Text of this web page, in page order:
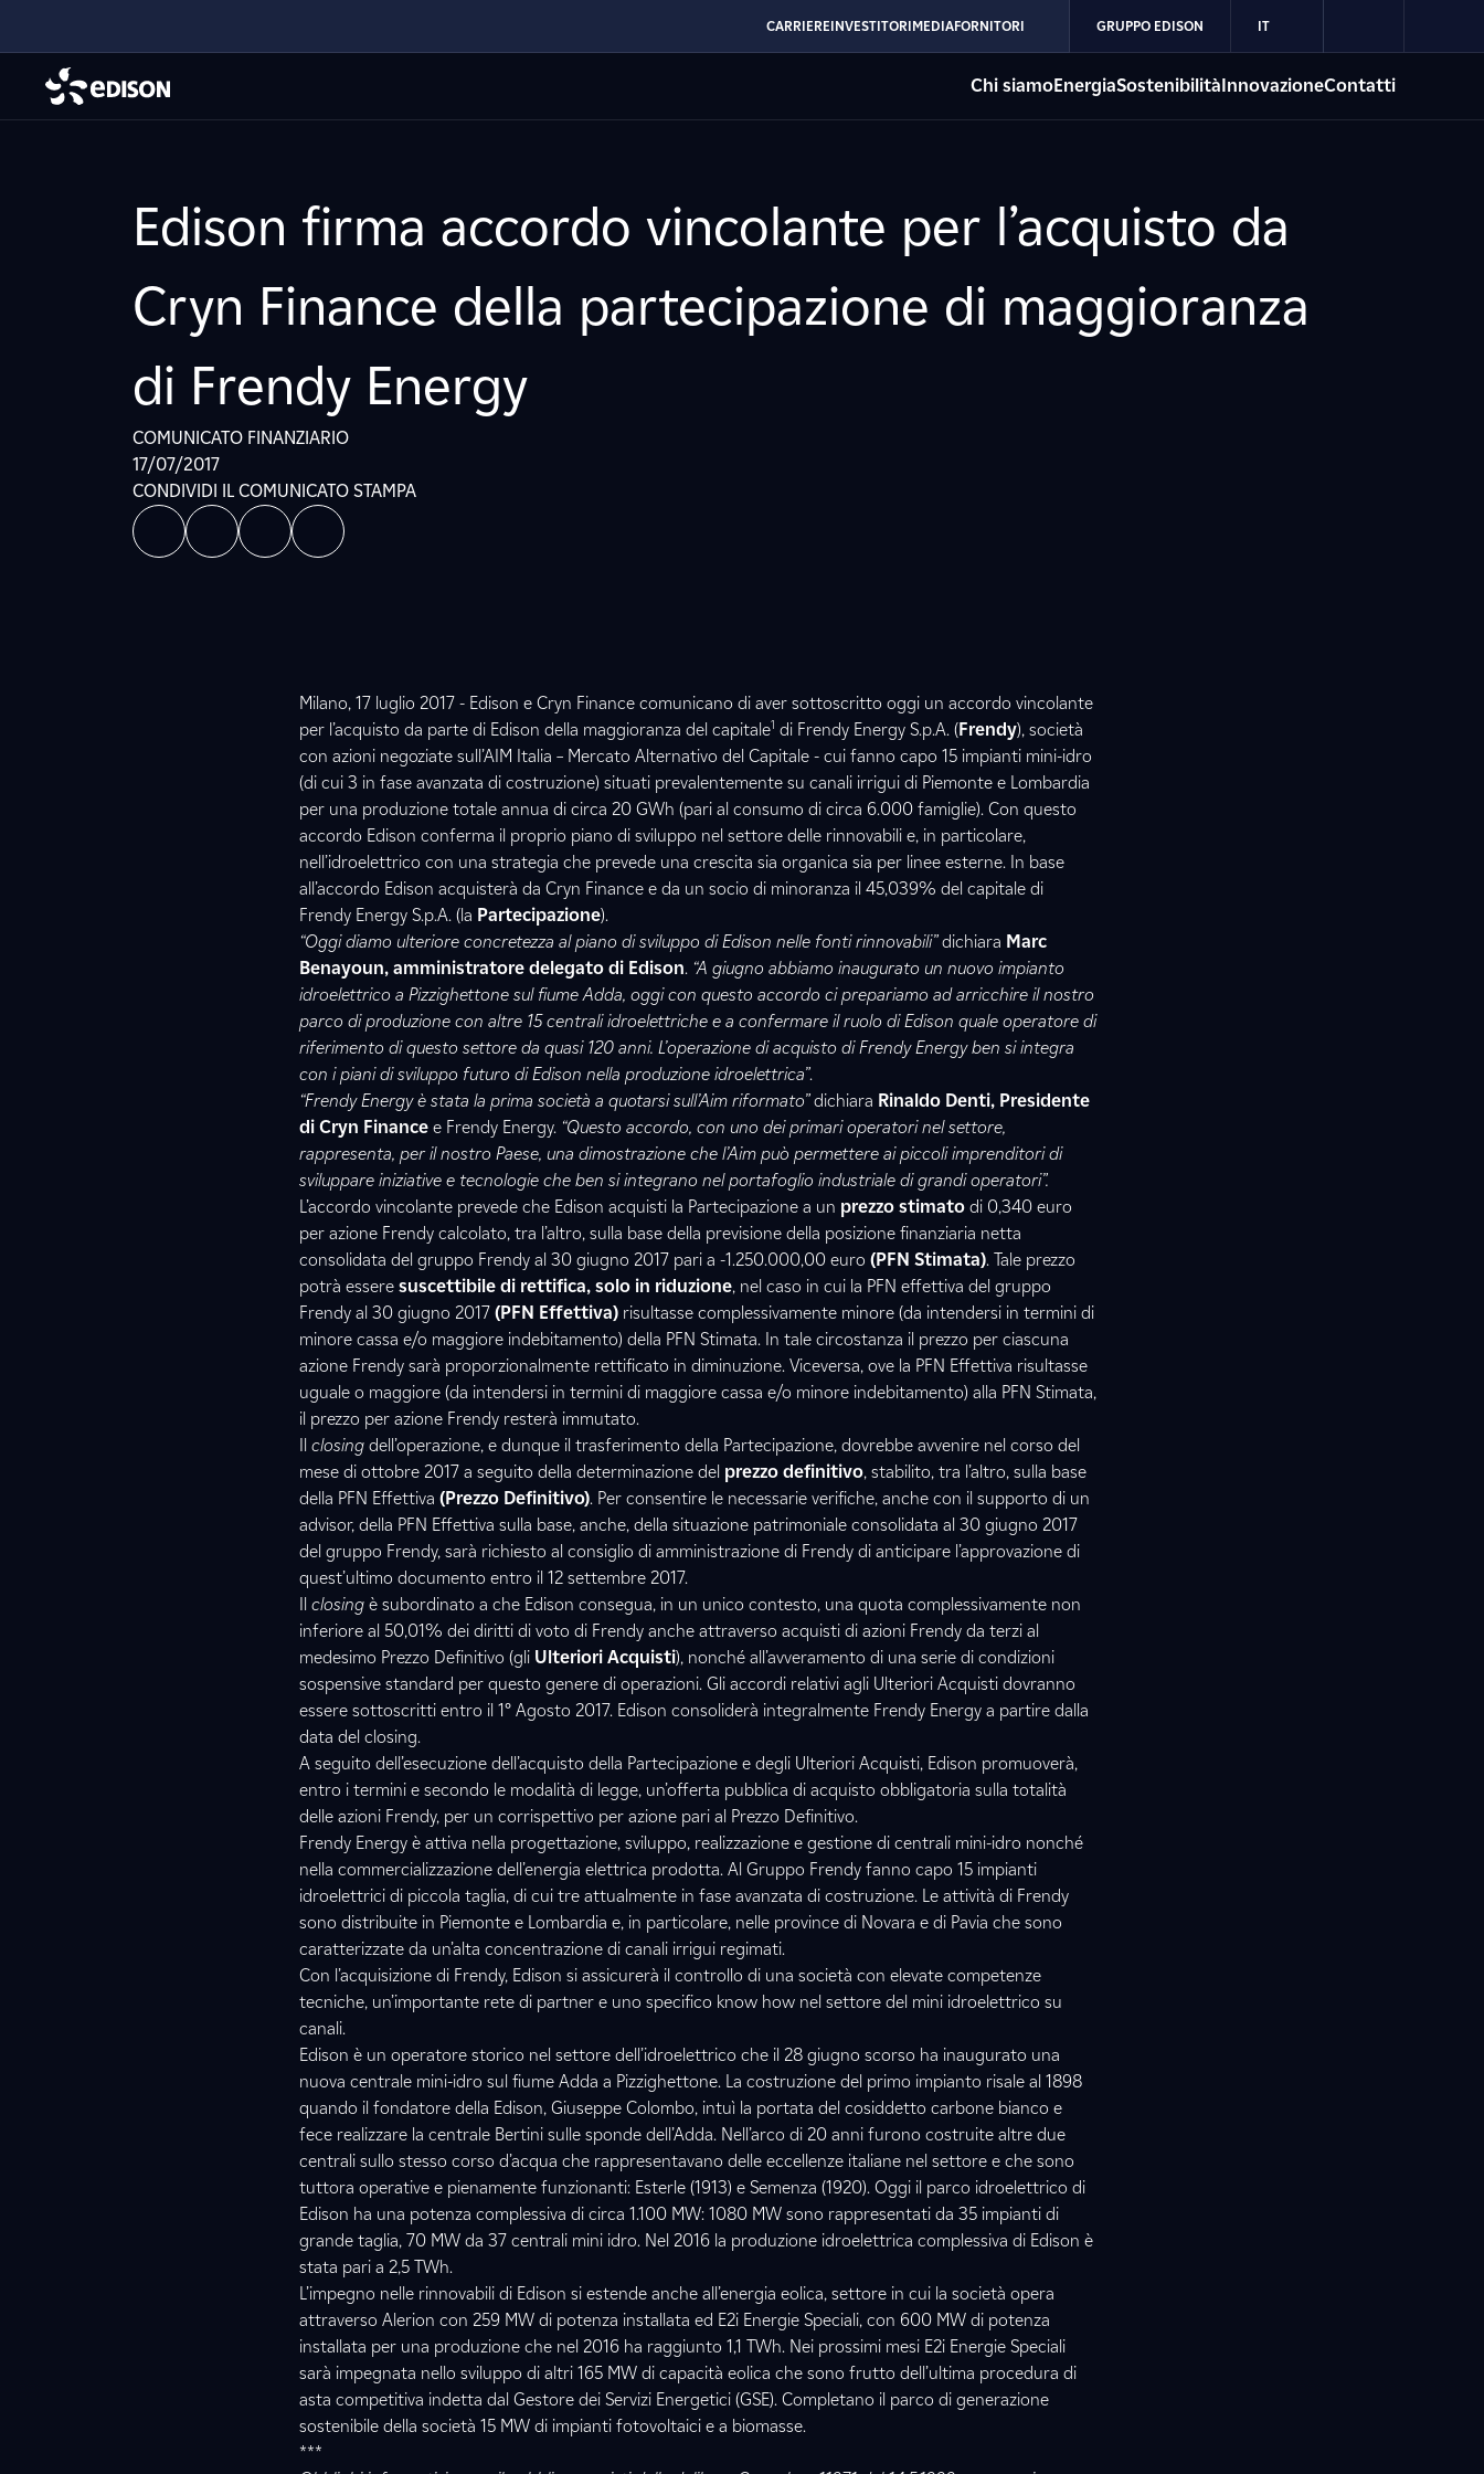
CARRIEREINVESTITORIMEDIAFORNITORI GRUPPO EDISON IT
Chi siamoEnergiaSostenibilitàInnovazioneContatti
Edison firma accordo vincolante per l’acquisto da
Cryn Finance della partecipazione di maggioranza
di Frendy Energy
COMUNICATO FINANZIARIO
17/07/2017
CONDIVIDI IL COMUNICATO STAMPA
Milano, 17 luglio 2017 - Edison e Cryn Finance comunicano di aver sottoscritto oggi un accordo vincolante
per l’acquisto da parte di Edison della maggioranza del capitale1 di Frendy Energy S.p.A. (Frendy), società
con azioni negoziate sull’AIM Italia – Mercato Alternativo del Capitale - cui fanno capo 15 impianti mini-idro
(di cui 3 in fase avanzata di costruzione) situati prevalentemente su canali irrigui di Piemonte e Lombardia
per una produzione totale annua di circa 20 GWh (pari al consumo di circa 6.000 famiglie). Con questo
accordo Edison conferma il proprio piano di sviluppo nel settore delle rinnovabili e, in particolare,
nell’idroelettrico con una strategia che prevede una crescita sia organica sia per linee esterne. In base
all’accordo Edison acquisterà da Cryn Finance e da un socio di minoranza il 45,039% del capitale di
Frendy Energy S.p.A. (la Partecipazione).
“Oggi diamo ulteriore concretezza al piano di sviluppo di Edison nelle fonti rinnovabili”dichiara Marc
Benayoun, amministratore delegato di Edison. “A giugno abbiamo inaugurato un nuovo impianto
idroelettrico a Pizzighettone sul fiume Adda, oggi con questo accordo ci prepariamo ad arricchire il nostro
parco di produzione con altre 15 centrali idroelettriche e a confermare il ruolo di Edison quale operatore di
riferimento di questo settore da quasi 120 anni. L’operazione di acquisto di Frendy Energy ben si integra
con i piani di sviluppo futuro di Edison nella produzione idroelettrica”.
“Frendy Energy è stata la prima società a quotarsi sull’Aim riformato”dichiara Rinaldo Denti, Presidente
di Cryn Financee Frendy Energy. “Questo accordo, con uno dei primari operatori nel settore,
rappresenta, per il nostro Paese, una dimostrazione che l’Aim può permettere ai piccoli imprenditori di
sviluppare iniziative e tecnologie che ben si integrano nel portafoglio industriale di grandi operatori”.
L’accordo vincolante prevede che Edison acquisti la Partecipazione a un prezzo stimato di 0,340 euro
per azione Frendy calcolato, tra l’altro, sulla base della previsione della posizione finanziaria netta
consolidata del gruppo Frendy al 30 giugno 2017 pari a -1.250.000,00 euro (PFN Stimata). Tale prezzo
potrà essere suscettibile di rettifica, solo in riduzione, nel caso in cui la PFN effettiva del gruppo
Frendy al 30 giugno 2017 (PFN Effettiva)risultasse complessivamente minore (da intendersi in termini di
minore cassa e/o maggiore indebitamento) della PFN Stimata. In tale circostanza il prezzo per ciascuna
azione Frendy sarà proporzionalmente rettificato in diminuzione. Viceversa, ove la PFN Effettiva risultasse
uguale o maggiore (da intendersi in termini di maggiore cassa e/o minore indebitamento) alla PFN Stimata,
il prezzo per azione Frendy resterà immutato.
Il closingdell’operazione, e dunque il trasferimento della Partecipazione, dovrebbe avvenire nel corso del
mese di ottobre 2017 a seguito della determinazione del prezzo definitivo, stabilito, tra l’altro, sulla base
della PFN Effettiva (Prezzo Definitivo). Per consentire le necessarie verifiche, anche con il supporto di un
advisor, della PFN Effettiva sulla base, anche, della situazione patrimoniale consolidata al 30 giugno 2017
del gruppo Frendy, sarà richiesto al consiglio di amministrazione di Frendy di anticipare l’approvazione di
quest’ultimo documento entro il 12 settembre 2017.
Il closingè subordinato a che Edison consegua, in un unico contesto, una quota complessivamente non
inferiore al 50,01% dei diritti di voto di Frendy anche attraverso acquisti di azioni Frendy da terzi al
medesimo Prezzo Definitivo (gli Ulteriori Acquisti), nonché all’avveramento di una serie di condizioni
sospensive standard per questo genere di operazioni. Gli accordi relativi agli Ulteriori Acquisti dovranno
essere sottoscritti entro il 1° Agosto 2017. Edison consoliderà integralmente Frendy Energy a partire dalla
data del closing.
A seguito dell’esecuzione dell’acquisto della Partecipazione e degli Ulteriori Acquisti, Edison promuoverà,
entro i termini e secondo le modalità di legge, un’offerta pubblica di acquisto obbligatoria sulla totalità
delle azioni Frendy, per un corrispettivo per azione pari al Prezzo Definitivo.
Frendy Energy è attiva nella progettazione, sviluppo, realizzazione e gestione di centrali mini-idro nonché
nella commercializzazione dell’energia elettrica prodotta. Al Gruppo Frendy fanno capo 15 impianti
idroelettrici di piccola taglia, di cui tre attualmente in fase avanzata di costruzione. Le attività di Frendy
sono distribuite in Piemonte e Lombardia e, in particolare, nelle province di Novara e di Pavia che sono
caratterizzate da un’alta concentrazione di canali irrigui regimati.
Con l’acquisizione di Frendy, Edison si assicurerà il controllo di una società con elevate competenze
tecniche, un’importante rete di partner e uno specifico know how nel settore del mini idroelettrico su
canali.
Edison è un operatore storico nel settore dell’idroelettrico che il 28 giugno scorso ha inaugurato una
nuova centrale mini-idro sul fiume Adda a Pizzighettone. La costruzione del primo impianto risale al 1898
quando il fondatore della Edison, Giuseppe Colombo, intuì la portata del cosiddetto carbone bianco e
fece realizzare la centrale Bertini sulle sponde dell’Adda. Nell’arco di 20 anni furono costruite altre due
centrali sullo stesso corso d’acqua che rappresentavano delle eccellenze italiane nel settore e che sono
tuttora operative e pienamente funzionanti: Esterle (1913) e Semenza (1920). Oggi il parco idroelettrico di
Edison ha una potenza complessiva di circa 1.100 MW: 1080 MW sono rappresentati da 35 impianti di
grande taglia, 70 MW da 37 centrali mini idro. Nel 2016 la produzione idroelettrica complessiva di Edison è
stata pari a 2,5 TWh.
L’impegno nelle rinnovabili di Edison si estende anche all’energia eolica, settore in cui la società opera
attraverso Alerion con 259 MW di potenza installata ed E2i Energie Speciali, con 600 MW di potenza
installata per una produzione che nel 2016 ha raggiunto 1,1 TWh. Nei prossimi mesi E2i Energie Speciali
sarà impegnata nello sviluppo di altri 165 MW di capacità eolica che sono frutto dell’ultima procedura di
asta competitiva indetta dal Gestore dei Servizi Energetici (GSE). Completano il parco di generazione
sostenibile della società 15 MW di impianti fotovoltaici e a biomasse.
***